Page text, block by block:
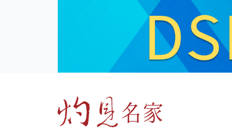
文化 財經 生活